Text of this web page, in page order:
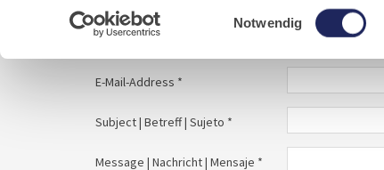
Einwilligungsauswahl
Notwendig
Name | Nombre *
E-Mail-Address *
Subject | Betreff | Sujeto *
Message | Nachricht | Mensaje *